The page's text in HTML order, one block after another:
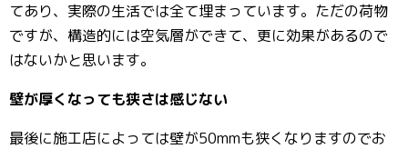
てあり、実際の生活では全て埋まっています。ただの荷物
ですが、構造的には空気層ができて、更に効果があるので
はないかと思います。
壁が厚くなっても狭さは感じない
最後に施工店によっては壁が50mmも狭くなりますのでお